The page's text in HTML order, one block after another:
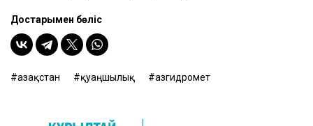
Достарыңмен бөліс
Қазақстан қуаңшылық Қазгидромет